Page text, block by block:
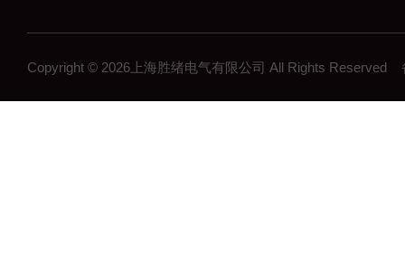
Copyright © 2026上海胜绪电气有限公司 All Rights Reserved